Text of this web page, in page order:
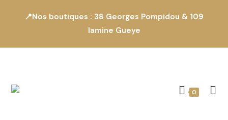
📍Nos boutiques : 38 Georges Pompidou & 109
lamine Gueye
0